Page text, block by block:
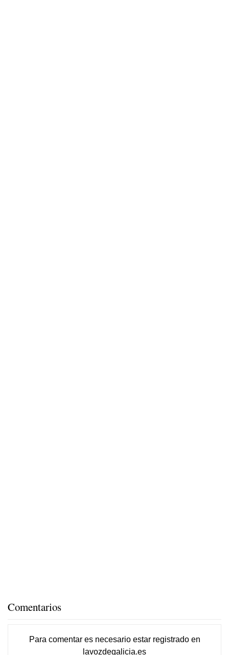
Comentarios
Para comentar es necesario estar registradoen
lavozdegalicia.es